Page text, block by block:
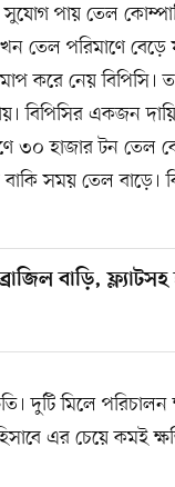
পায় তেল
তেল পরিমাণে
করে নেয়
বিপিসির একজন
৩০ হাজার টন তেল
সময় তেল বাড়ে।
বাড়ি,
দুটি মিলে পরিচালন
এর চেয়ে কমই